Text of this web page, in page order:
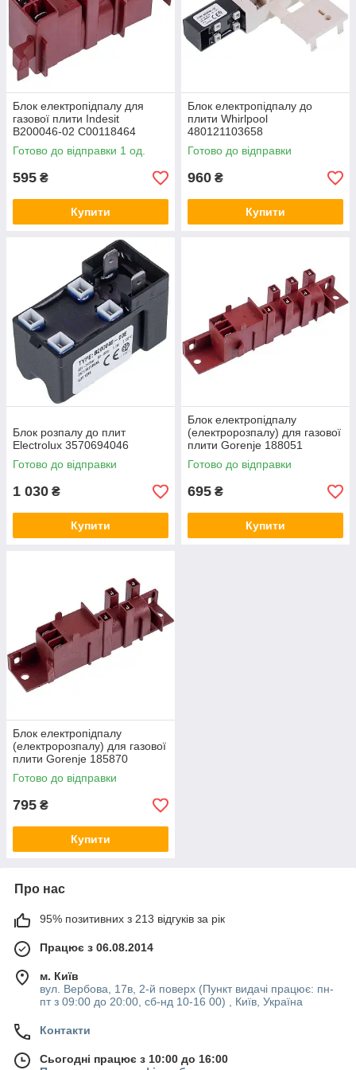
придут консультанты нашего сайта, которые помогут вам
подобрать оптимальный вариант для покупки.
Мы осуществляем доставку по всей Украине и всегда рады
новым покупателям.
Блок електропідпалу для
газової плити Indesit
B200046-02 C00118464
Готово до відправки 1 од.
595 ₴
Купити
Блок електропідпалу до
плити Whirlpool
480121103658
Готово до відправки
960 ₴
Купити
Блок розпалу до плит
Electrolux 3570694046
Готово до відправки
1 030 ₴
Купити
Блок електропідпалу
(електророзпалу) для газової
плити Gorenje 188051
Готово до відправки
695 ₴
Купити
Блок електропідпалу
(електророзпалу) для газової
плити Gorenje 185870
Готово до відправки
795 ₴
Купити
Про нас
95% позитивних з 213 відгуків за рік
Працює з 06.08.2014
м. Київ
вул. Вербова, 17в, 2-й поверх (Пункт видачі працює: пн-
пт з 09:00 до 20:00, сб-нд 10-16 00) , Київ, Україна
Контакти
Сьогодні працює з 10:00 до 16:00